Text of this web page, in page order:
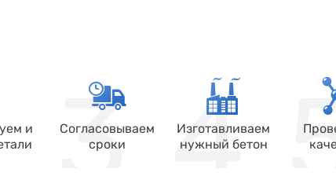
и
Согласовываем
сроки
Изготавливаем
нужный бетон